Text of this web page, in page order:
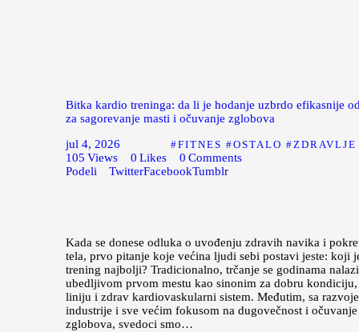
Bitka kardio treninga: da li je hodanje uzbrdo efikasnije
za sagorevanje masti i očuvanje zglobova
jul 4, 2026
FITNES OSTALO ZDRAVLJE
105 Views 0 Likes 0 Comments
Podeli
TwitterFacebookTumblr
Kada se donese odluka o uvođenju zdravih navika i
tela, prvo pitanje koje većina ljudi sebi postavi jeste: koji
trening najbolji? Tradicionalno, trčanje se godinama
ubedljivom prvom mestu kao sinonim za dobru
liniju i zdrav kardiovaskularni sistem. Međutim, sa
industrije i sve većim fokusom na dugovečnost i očuvanje
zglobova, svedoci smo…